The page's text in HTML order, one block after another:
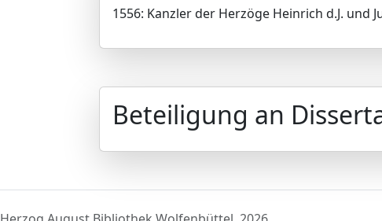
1556: Kanzler der Herzöge Heinrich d.J. und
Beteiligung an